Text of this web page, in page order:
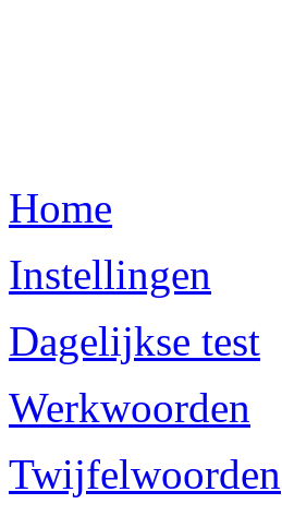
Home
Instellingen
Dagelijkse test
Werkwoorden
Twijfelwoorden